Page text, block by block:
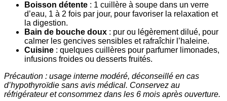
Boisson détente : 1 cuillère à soupe dans un verre
d’eau, 1 à 2 fois par jour, pour favoriser la relaxation et
la digestion.
Bain de bouche doux : pur ou légèrement dilué, pour
calmer les gencives sensibles et rafraîchir l’haleine.
Cuisine : quelques cuillères pour parfumer limonades,
infusions froides ou desserts fruités.
Précaution : usage interne modéré, déconseillé en cas
d’hypothyroïdie sans avis médical. Conservez au
réfrigérateur et consommez dans les 6 mois après ouverture.